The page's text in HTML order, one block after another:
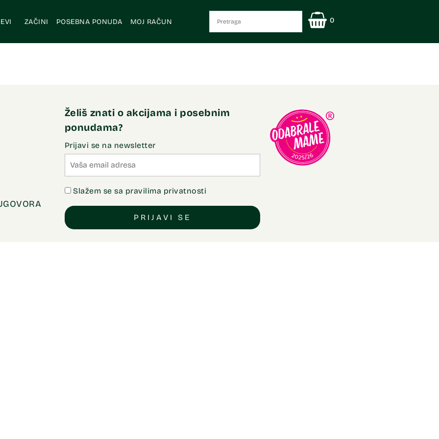
ZAČINI POSEBNA PONUDA MOJ RAČUN 0
Želiš znati o akcijama i posebnim
ponudama?
Prijavi se na newsletter
Slažem se sa pravilima privatnosti